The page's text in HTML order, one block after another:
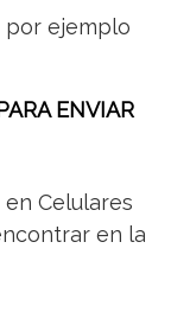
por ejemplo
ENVIAR
Celulares
en la